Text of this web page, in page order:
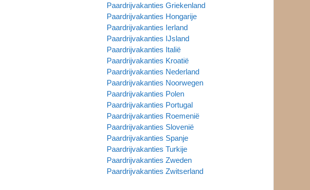
Paardrijvakanties Griekenland
Paardrijvakanties Hongarije
Paardrijvakanties Ierland
Paardrijvakanties IJsland
Paardrijvakanties Italië
Paardrijvakanties Kroatië
Paardrijvakanties Nederland
Paardrijvakanties Noorwegen
Paardrijvakanties Polen
Paardrijvakanties Portugal
Paardrijvakanties Roemenië
Paardrijvakanties Slovenië
Paardrijvakanties Spanje
Paardrijvakanties Turkije
Paardrijvakanties Zweden
Paardrijvakanties Zwitserland